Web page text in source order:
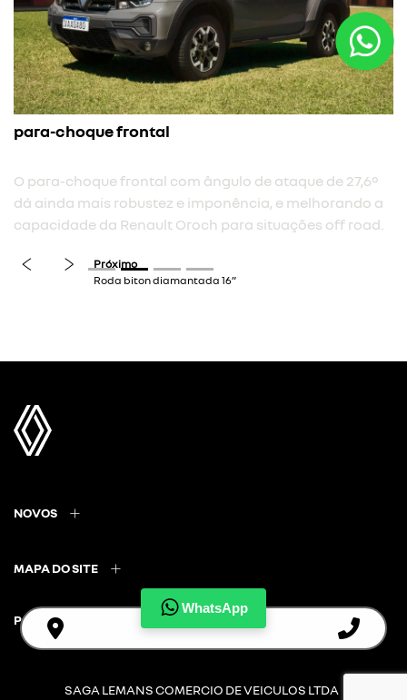
WhatsApp
para-choque frontal
O para-choque frontal com ângulo de ataque de 27,6°
dá ainda mais robustez e imponência, e melhorando a
capacidade da Renault Oroch para situações off road.
previous nextPróximo
Roda biton diamantada 16”​
NOVOS
MAPA DO SITE
POLÍTICA DE PRIVACIDADE
SAGA LEMANS COMERCIO DE VEICULOS LTDA